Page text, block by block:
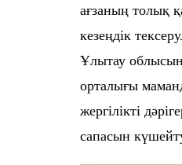
ағзаның толық
кезеңдік
Ұлытау
орталығы
жергілікті
сапасын